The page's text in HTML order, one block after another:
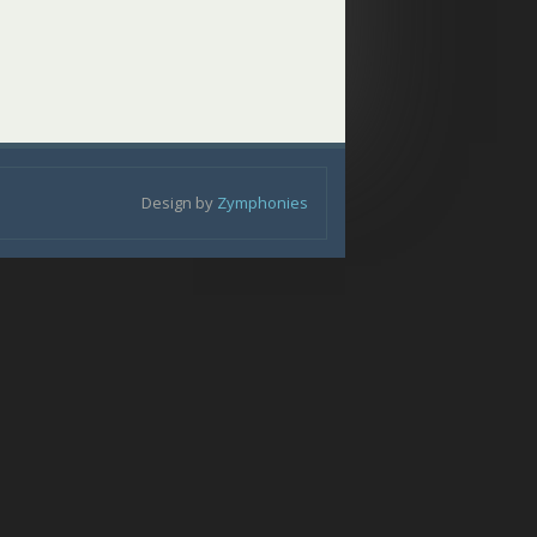
Design by Zymphonies